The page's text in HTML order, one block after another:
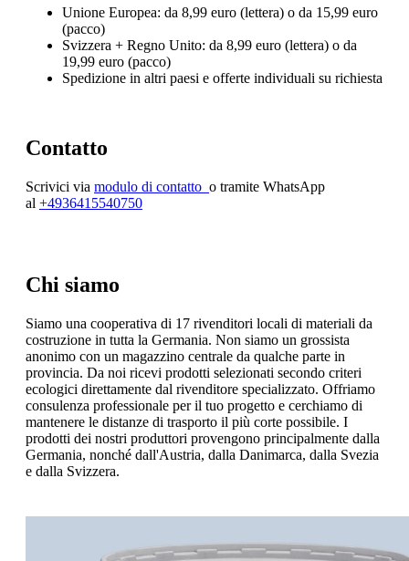
Unione Europea: da 8,99 euro (lettera) o da 15,99 euro
(pacco)
Svizzera + Regno Unito: da 8,99 euro (lettera) o da
19,99 euro (pacco)
Spedizione in altri paesi e offerte individuali su richiesta
Contatto
Scrivici via modulo di contatto o tramite WhatsApp
al +4936415540750
Chi siamo
Siamo una cooperativa di 17 rivenditori locali di materiali da
costruzione in tutta la Germania. Non siamo un grossista
anonimo con un magazzino centrale da qualche parte in
provincia. Da noi ricevi prodotti selezionati secondo criteri
ecologici direttamente dal rivenditore specializzato. Offriamo
consulenza professionale per il tuo progetto e cerchiamo di
mantenere le distanze di trasporto il più corte possibile. I
prodotti dei nostri produttori provengono principalmente dalla
Germania, nonché dall'Austria, dalla Danimarca, dalla Svezia
e dalla Svizzera.